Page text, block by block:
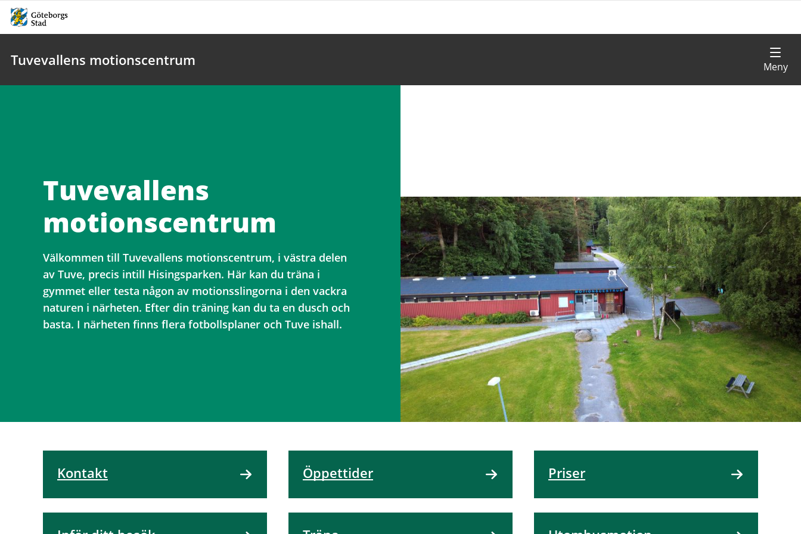
Tuvevallens motionscentrum
Tuvevallens
motionscentrum
Välkommen till Tuvevallens motionscentrum, i västra delen
av Tuve, precis intill Hisingsparken. Här kan du träna i
gymmet eller testa någon av motionsslingorna i den vackra
naturen i närheten. Efter din träning kan du ta en dusch och
basta. I närheten finns flera fotbollsplaner och Tuve ishall.
Kontakt Öppettider Priser